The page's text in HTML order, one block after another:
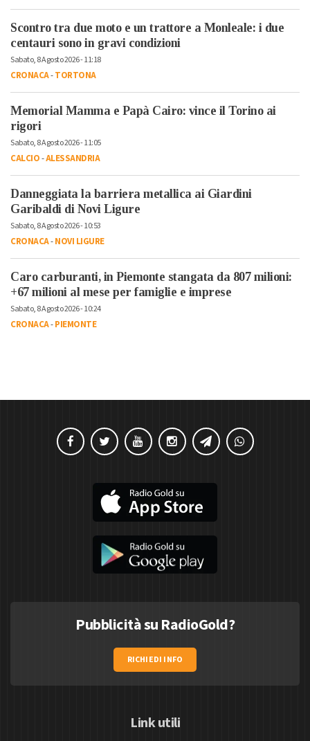
Scontro tra due moto e un trattore a Monleale: i due
centauri sono in gravi condizioni
Sabato, 8 Agosto 2026 - 11:18
CRONACA-TORTONA
Memorial Mamma e Papà Cairo: vince il Torino ai
rigori
Sabato, 8 Agosto 2026 - 11:05
CALCIO-ALESSANDRIA
Danneggiata la barriera metallica ai Giardini
Garibaldi di Novi Ligure
Sabato, 8 Agosto 2026 - 10:53
CRONACA-NOVI LIGURE
Caro carburanti, in Piemonte stangata da 807 milioni:
+67 milioni al mese per famiglie e imprese
Sabato, 8 Agosto 2026 - 10:24
CRONACA-PIEMONTE
Pubblicità su RadioGold?
RICHIEDI INFO
Link utili